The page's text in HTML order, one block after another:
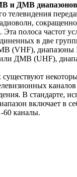
и ДМВ
телевидения
полоса частот
в две
(VHF),
ДМВ (UHF),
В стандарте,
включает в
60 каналы.